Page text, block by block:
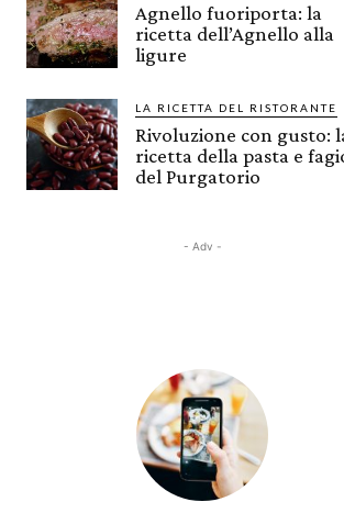
Agnello fuoriporta: la
ricetta dell’Agnello alla
ligure
LA RICETTA DEL RISTORANTE
Rivoluzione con gusto:
ricetta della pasta e
del Purgatorio
- Adv -